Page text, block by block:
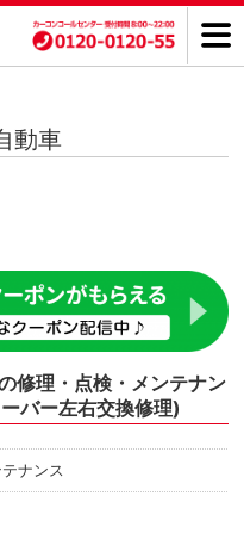
動車
修理・点検・メンテナン
バー左右交換修理)
ナンス